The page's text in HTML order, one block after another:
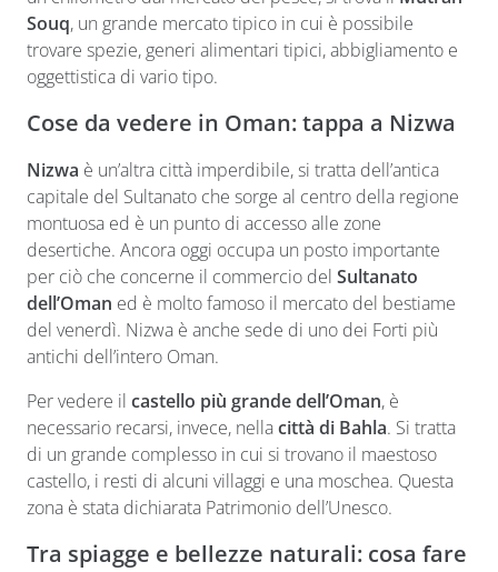
Souq, un grande mercato tipico in cui è possibile
trovare spezie, generi alimentari tipici, abbigliamento e
oggettistica di vario tipo.
Cose da vedere in Oman: tappa a Nizwa
Nizwa è un’altra città imperdibile, si tratta dell’antica
capitale del Sultanato che sorge al centro della regione
montuosa ed è un punto di accesso alle zone
desertiche. Ancora oggi occupa un posto importante
per ciò che concerne il commercio del Sultanato
dell’Oman ed è molto famoso il mercato del bestiame
del venerdì. Nizwa è anche sede di uno dei Forti più
antichi dell’intero Oman.
Per vedere il castello più grande dell’Oman, è
necessario recarsi, invece, nellacittà di Bahla. Si tratta
di un grande complesso in cui si trovano il maestoso
castello, i resti di alcuni villaggi e una moschea. Questa
zona è stata dichiarata Patrimonio dell’Unesco.
Tra spiagge e bellezze naturali: cosa fare